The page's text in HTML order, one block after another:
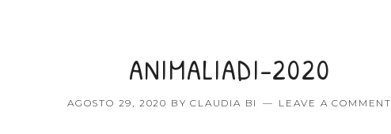
ANIMALIADI-2020
AGOSTO 29, 2020 BYCLAUDIA BI LEAVE A COMMENT